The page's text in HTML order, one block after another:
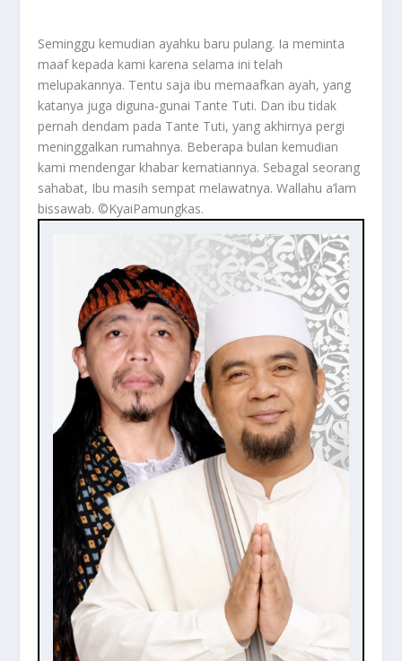
Seminggu kemudian ayahku baru pulang. Ia meminta
maaf kepada kami karena selama ini telah
melupakannya. Tentu saja ibu memaafkan ayah, yang
katanya juga diguna-gunai Tante Tuti. Dan ibu tidak
pernah dendam pada Tante Tuti, yang akhirnya pergi
meninggalkan rumahnya. Beberapa bulan kemudian
kami mendengar khabar kematiannya. Sebagal seorang
sahabat, Ibu masih sempat melawatnya. Wallahu a’lam
bissawab. ©️KyaiPamungkas.